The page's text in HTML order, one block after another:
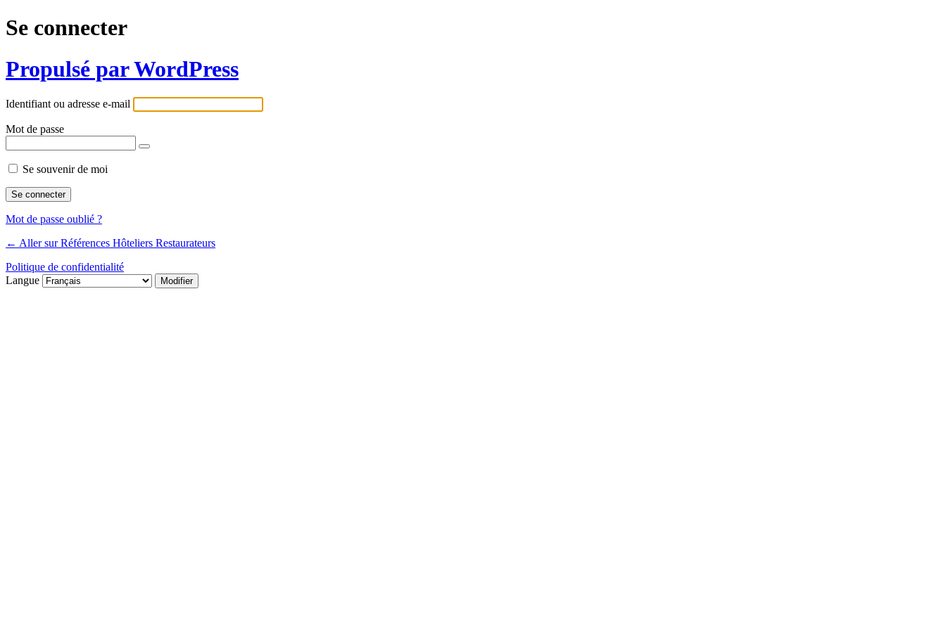
Se connecter
Propulsé par WordPress
Identifiant ou adresse e-mail
Mot de passe
Se souvenir de moi
Mot de passe oublié ?
← Aller sur Références Hôteliers Restaurateurs
Politique de confidentialité
Langue